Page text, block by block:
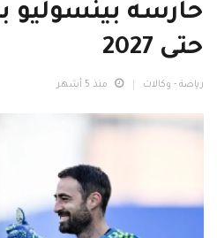
حارسه بينسوليو
حتى 2027
رياضة - وكالات منذ 5 أشهر